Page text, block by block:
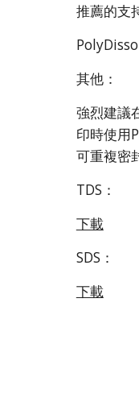
推薦的支
其他：
強烈建議
印時使用
可重複密
TDS：
下載
SDS：
下載